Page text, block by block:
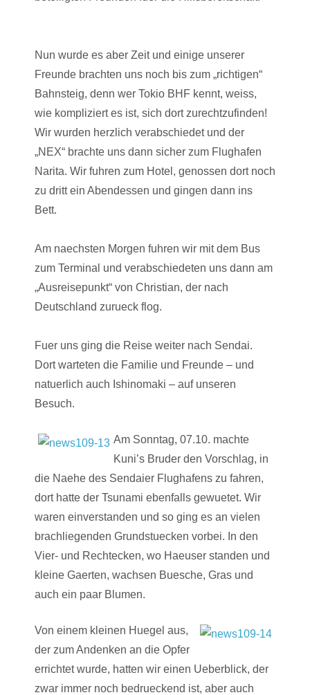
Nun wurde es aber Zeit und einige unserer
Freunde brachten uns noch bis zum „richtigen“
Bahnsteig, denn wer Tokio BHF kennt, weiss,
wie kompliziert es ist, sich dort zurechtzufinden!
Wir wurden herzlich verabschiedet und der
„NEX“ brachte uns dann sicher zum Flughafen
Narita. Wir fuhren zum Hotel, genossen dort noch
zu dritt ein Abendessen und gingen dann ins
Bett.
Am naechsten Morgen fuhren wir mit dem Bus
zum Terminal und verabschiedeten uns dann am
„Ausreisepunkt“ von Christian, der nach
Deutschland zurueck flog.
Fuer uns ging die Reise weiter nach Sendai.
Dort warteten die Familie und Freunde – und
natuerlich auch Ishinomaki – auf unseren
Besuch.
Am Sonntag, 07.10. machte
Kuni’s Bruder den Vorschlag, in
die Naehe des Sendaier Flughafens zu fahren,
dort hatte der Tsunami ebenfalls gewuetet. Wir
waren einverstanden und so ging es an vielen
brachliegenden Grundstuecken vorbei. In den
Vier- und Rechtecken, wo Haeuser standen und
kleine Gaerten, wachsen Buesche, Gras und
auch ein paar Blumen.
Von einem kleinen Huegel aus,
der zum Andenken an die Opfer
errichtet wurde, hatten wir einen Ueberblick, der
zwar immer noch bedrueckend ist, aber auch